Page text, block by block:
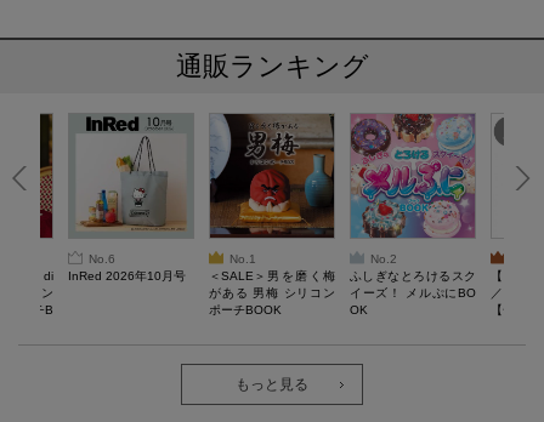
通販ランキング
di
ティン
ポーチB
No.6
InRed 2026年10月号
No.1
＜SALE＞男を磨く梅
がある 男梅 シリコン
ポーチBOOK
No.2
ふしぎなとろけるスク
イーズ！ メルぷにBO
OK
【
／Lサイ
【一般
ウェア
もっと見る